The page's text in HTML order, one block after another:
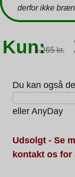
derfor ikke
Kun:1.265kr.
Du kan også
eller AnyDay
Udsolgt - Se
kontakt os for